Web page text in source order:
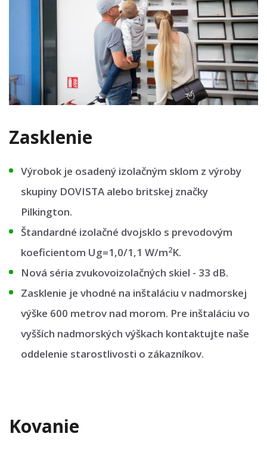
Zasklenie
Výrobok je osadený izolačným sklom z výroby
skupiny DOVISTA alebo britskej značky
Pilkington.
Štandardné izolačné dvojsklo s prevodovým
koeficientom Ug=1,0/1,1 W/m2K.
Nová séria zvukovoizolačných skiel - 33 dB.
Zasklenie je vhodné na inštaláciu v nadmorskej
výške 600 metrov nad morom. Pre inštaláciu vo
vyšších nadmorských výškach kontaktujte naše
oddelenie starostlivosti o zákazníkov.
Kovanie